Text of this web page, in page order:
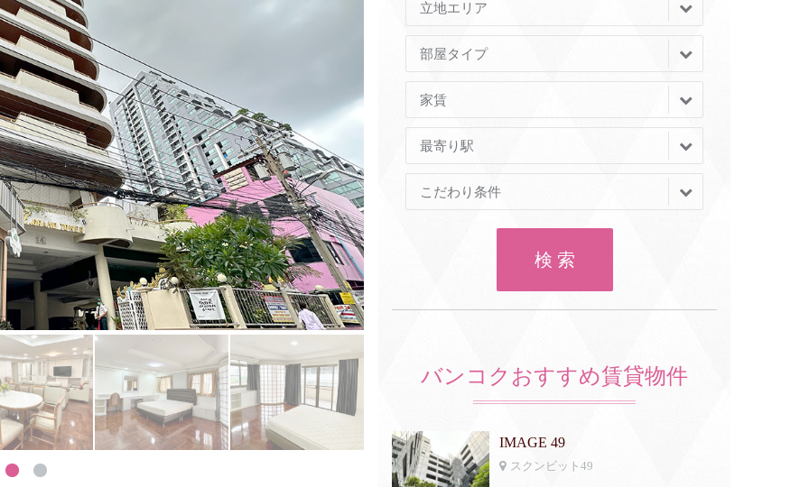
立地エリア
部屋タイプ
家賃
最寄り駅
こだわり条件
検 索
バンコクおすすめ賃貸物件
IMAGE 49
スクンビット49